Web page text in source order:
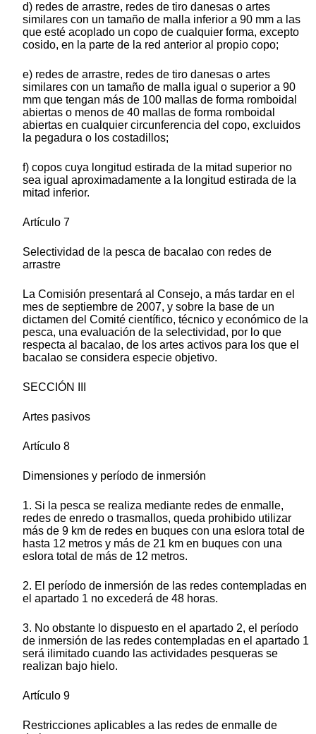
d) redes de arrastre, redes de tiro danesas o artes
similares con un tamaño de malla inferior a 90 mm a las
que esté acoplado un copo de cualquier forma, excepto
cosido, en la parte de la red anterior al propio copo;
e) redes de arrastre, redes de tiro danesas o artes
similares con un tamaño de malla igual o superior a 90
mm que tengan más de 100 mallas de forma romboidal
abiertas o menos de 40 mallas de forma romboidal
abiertas en cualquier circunferencia del copo, excluidos
la pegadura o los costadillos;
f) copos cuya longitud estirada de la mitad superior no
sea igual aproximadamente a la longitud estirada de la
mitad inferior.
Artículo 7
Selectividad de la pesca de bacalao con redes de
arrastre
La Comisión presentará al Consejo, a más tardar en el
mes de septiembre de 2007, y sobre la base de un
dictamen del Comité científico, técnico y económico de la
pesca, una evaluación de la selectividad, por lo que
respecta al bacalao, de los artes activos para los que el
bacalao se considera especie objetivo.
SECCIÓN III
Artes pasivos
Artículo 8
Dimensiones y período de inmersión
1. Si la pesca se realiza mediante redes de enmalle,
redes de enredo o trasmallos, queda prohibido utilizar
más de 9 km de redes en buques con una eslora total de
hasta 12 metros y más de 21 km en buques con una
eslora total de más de 12 metros.
2. El período de inmersión de las redes contempladas en
el apartado 1 no excederá de 48 horas.
3. No obstante lo dispuesto en el apartado 2, el período
de inmersión de las redes contempladas en el apartado 1
será ilimitado cuando las actividades pesqueras se
realizan bajo hielo.
Artículo 9
Restricciones aplicables a las redes de enmalle de